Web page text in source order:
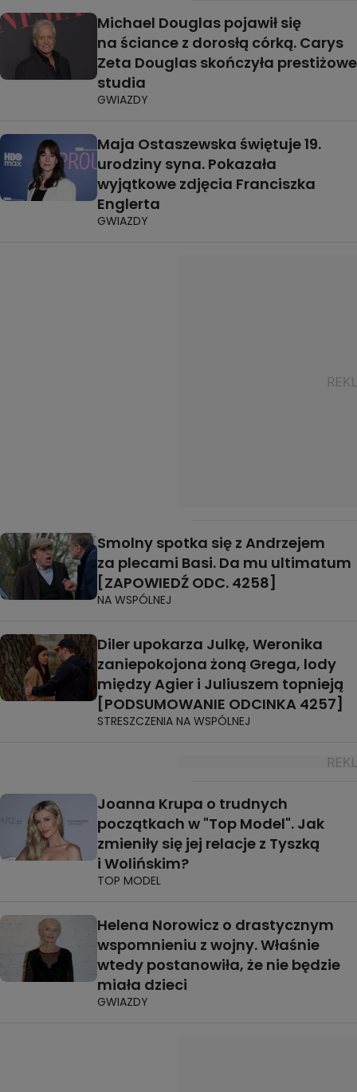
Michael Douglas pojawił się
na ściance z dorosłą córką. Carys
Zeta Douglas skończyła prestiżowe
studia
GWIAZDY
Maja Ostaszewska świętuje 19.
urodziny syna. Pokazała
wyjątkowe zdjęcia Franciszka
Englerta
GWIAZDY
Smolny spotka się z Andrzejem
za plecami Basi. Da mu ultimatum
[ZAPOWIEDŹ ODC. 4258]
NA WSPÓLNEJ
Diler upokarza Julkę, Weronika
zaniepokojona żoną Grega, lody
między Agier i Juliuszem topnieją
[PODSUMOWANIE ODCINKA 4257]
STRESZCZENIA NA WSPÓLNEJ
Joanna Krupa o trudnych
początkach w "Top Model". Jak
zmieniły się jej relacje z Tyszką
i Wolińskim?
TOP MODEL
Helena Norowicz o drastycznym
wspomnieniu z wojny. Właśnie
wtedy postanowiła, że nie będzie
miała dzieci
GWIAZDY